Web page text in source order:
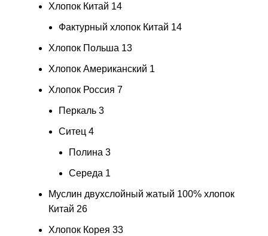
Хлопок Китай 14
Фактурный хлопок Китай 14
Хлопок Польша 13
Хлопок Американский 1
Хлопок Россия 7
Перкаль 3
Ситец 4
Полина 3
Середа 1
Муслин двухслойный жатый 100% хлопок
Китай 26
Хлопок Корея 33